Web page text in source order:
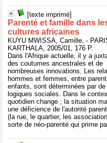
[texte imprimé]
Parenté et famille dans
cultures africaines
KUYU MWISSA, Camille, -
KARTHALA, 2005/01, 176 P.
Dans l'Afrique actuelle, il y a
des coutumes ancestrales et de
nombreuses innovations. Les
hommes et femmes, entre
enfants, sont déterminées par de
logiques sociales. Dans le
quotidien change ; la situation
une déficience de l'autorité
(la rue, le quartier, les
sorte de néo-parenté qui prime